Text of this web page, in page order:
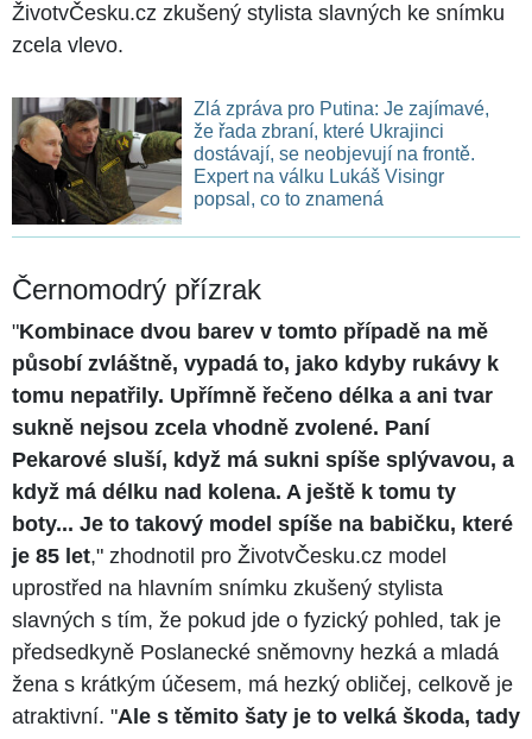
ŽivotvČesku.cz zkušený stylista slavných ke snímku
zcela vlevo.
Zlá zpráva pro Putina: Je zajímavé,
že řada zbraní, které Ukrajinci
dostávají, se neobjevují na frontě.
Expert na válku Lukáš Visingr
popsal, co to znamená
Černomodrý přízrak
"Kombinace dvou barev v tomto případě na mě
působí zvláštně, vypadá to, jako kdyby rukávy k
tomu nepatřily. Upřímně řečeno délka a ani tvar
sukně nejsou zcela vhodně zvolené. Paní
Pekarové sluší, když má sukni spíše splývavou, a
když má délku nad kolena. A ještě k tomu ty
boty... Je to takový model spíše na babičku, které
je 85 let," zhodnotil pro ŽivotvČesku.cz model
uprostřed na hlavním snímku zkušený stylista
slavných s tím, že pokud jde o fyzický pohled, tak je
předsedkyně Poslanecké sněmovny hezká a mladá
žena s krátkým účesem, má hezký obličej, celkově je
atraktivní. "Ale s těmito šaty je to velká škoda, tady